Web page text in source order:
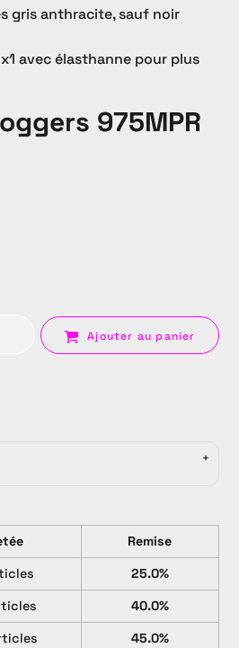
gris anthracite, sauf noir
avec élasthanne pour plus
975MPR
Ajouter au panier
Remise
25.0%
40.0%
45.0%